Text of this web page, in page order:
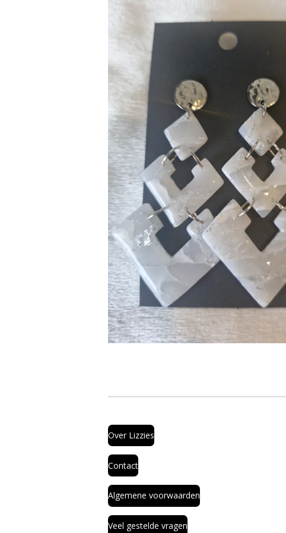
Over Lizzies
Contact
Algemene voorwaarden
Veel gestelde vragen